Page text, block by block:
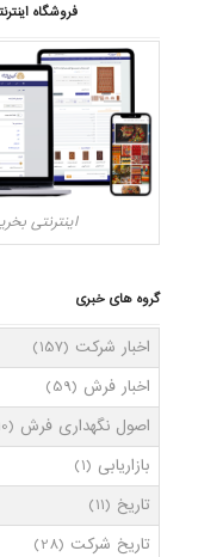
فروشگاه
اینترنتی
گروه های خبری
اخبار شرکت (157)
اخبار فرش (59)
اصول نگهداری فرش (10)
بازاریابی (1)
تاریخ (11)
تاریخ شرکت (28)